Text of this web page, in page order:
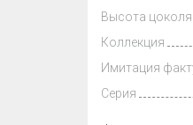
Высота цоколя
Коллекция
Имитация
Серия